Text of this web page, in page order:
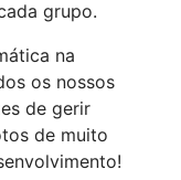
grupo.
na
os nossos
de gerir
de muito